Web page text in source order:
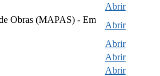
Abrir
Obras (MAPAS) - Em
Abrir
Abrir
Abrir
Abrir